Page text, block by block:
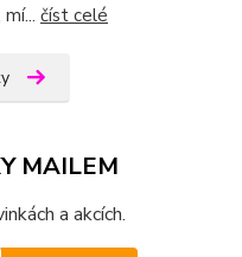
číst celé
MAILEM
a akcích.